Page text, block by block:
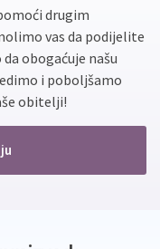
drugim
vas da podijelite
obogaćuje našu
i poboljšamo
obitelji!